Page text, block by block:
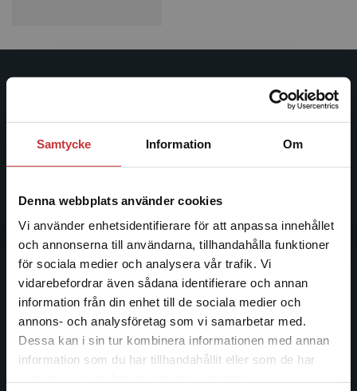
Samtycke Information Om
Denna webbplats använder cookies
Vi använder enhetsidentifierare för att anpassa innehållet
och annonserna till användarna, tillhandahålla funktioner
för sociala medier och analysera vår trafik. Vi
vidarebefordrar även sådana identifierare och annan
information från din enhet till de sociala medier och
annons- och analysföretag som vi samarbetar med.
Dessa kan i sin tur kombinera informationen med annan
information som du har tillhandahållit eller som de har
Begränsad fraktregion
Det verkar som att du besöker
studentlitteratur.se via en enhet utanför Sverige.
Studentlitteratur grundades 1963 och är idag Sveriges
ledande utbildningsförlag. Med läromedel, kurslitteratur,
facklitteratur, utbildningar och digitala
längs hela kunskapsresan.
Kontakta oss
Kontakta oss
046-31 20 00
Postadress:
Box 141
221 00 Lund